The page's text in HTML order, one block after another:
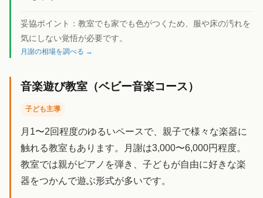
妥協ポイント： 教室でも家でも色がつくため、服や床の汚れを
気にしない覚悟が必要です。
月謝の相場を調べる →
音楽遊び教室（ベビー音楽コース）
子ども主導
月1〜2回程度のゆるいペースで、親子で様々な楽器に
触れる教室もあります。月謝は3,000〜6,000円程度。
教室では親がピアノを弾き、子どもが自由に好きな楽
器をつかんで遊ぶ形式が多いです。